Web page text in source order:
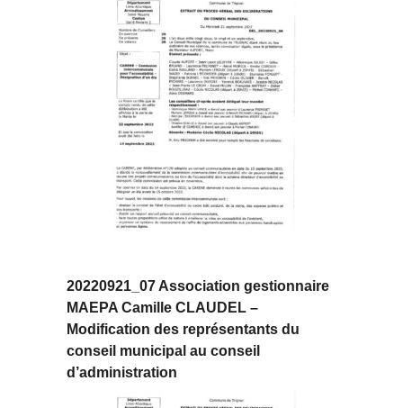
20220921_07 Association gestionnaire
MAEPA Camille CLAUDEL –
Modification des représentants du
conseil municipal au conseil
d’administration